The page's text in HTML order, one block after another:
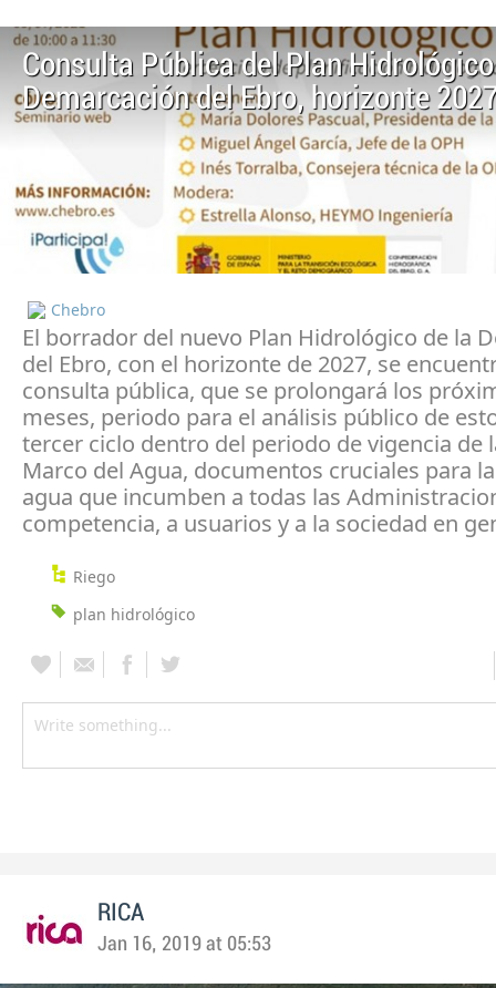
Consulta Pública del Plan
Demarcación del Ebro, horizonte
Chebro
El borrador del nuevo Plan Hidrológico de la
del Ebro, con el horizonte de 2027, se
consulta pública, que se prolongará los
meses, periodo para el análisis público de
tercer ciclo dentro del periodo de vigencia de
Marco del Agua, documentos cruciales para
agua que incumben a todas las
competencia, a usuarios y a la sociedad en
Riego
plan hidrológico
RICA
Jan 16, 2019 at 05:53